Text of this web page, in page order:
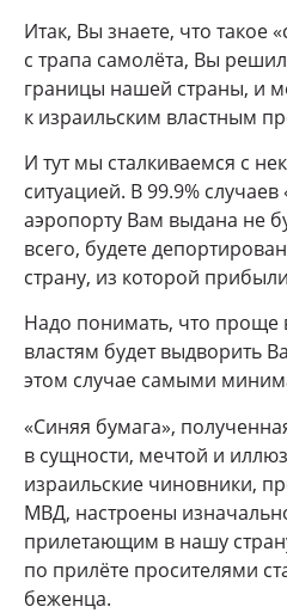
Итак, Вы знаете, что такое
с трапа самолёта, Вы
границы нашей страны, и
к израильским властным
И тут мы сталкиваемся с
ситуацией. В 99.9%
аэропорту Вам выдана не
всего, будете
страну, из которой
Надо понимать, что проще
властям будет выдворить
этом случае самыми
«Синяя бумага»,
в сущности, мечтой и
израильские чиновники,
МВД, настроены
прилетающим в нашу
по прилёте просителями
беженца.